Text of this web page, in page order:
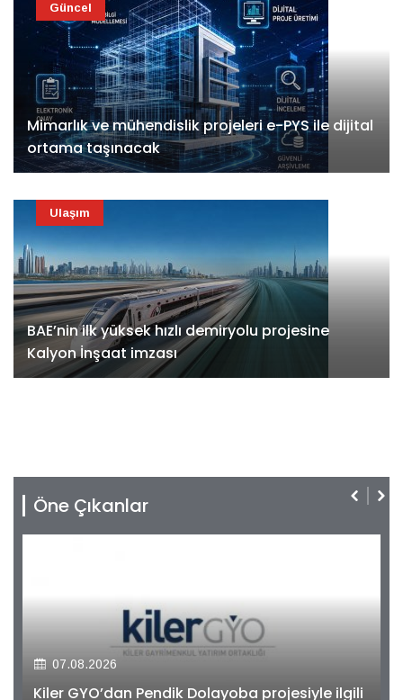
Mimarlık ve mühendislik projeleri e-PYS ile dijital
ortama taşınacak
Güncel
BAE’nin ilk yüksek hızlı demiryolu projesine
Kalyon İnşaat imzası
Ulaşım
Öne Çıkanlar
07.08.2026
Kiler GYO’dan Pendik Dolayoba projesiyle ilgili